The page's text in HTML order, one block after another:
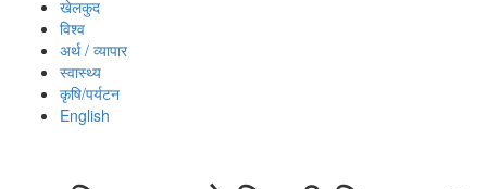
खेलकुद
विश्‍व
अर्थ / व्यापार
स्वास्थ्य
कृषि/पर्यटन
English